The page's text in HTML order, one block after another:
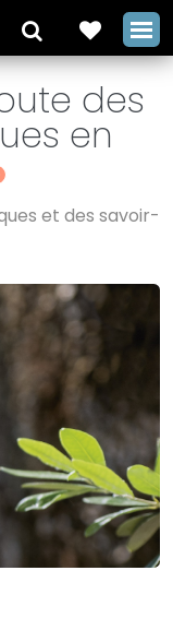
des
en
et des savoir-